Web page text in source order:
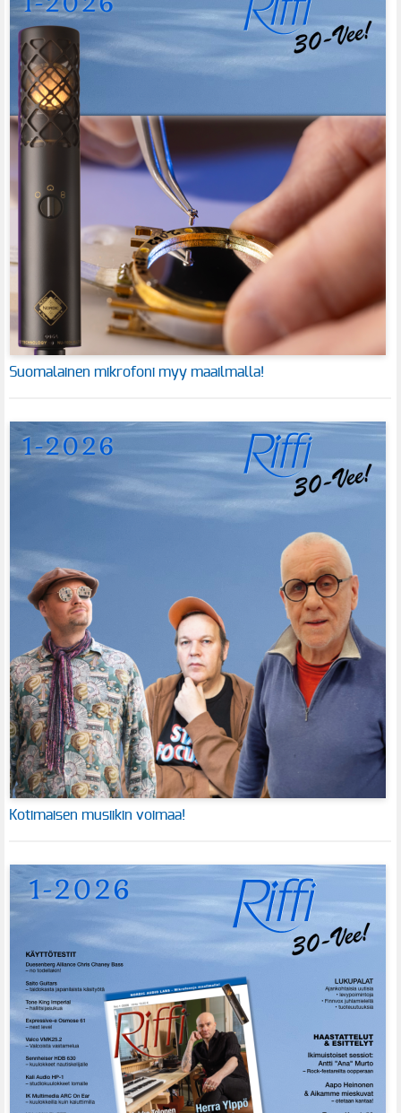
Suomalainen mikrofoni myy maailmalla!
Kotimaisen musiikin voimaa!